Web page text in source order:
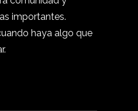
importantes.
haya algo que